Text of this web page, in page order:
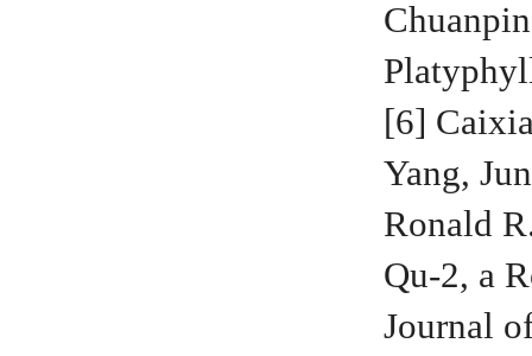
[6]
Yang,
Ronald
Qu-2, a
Journal